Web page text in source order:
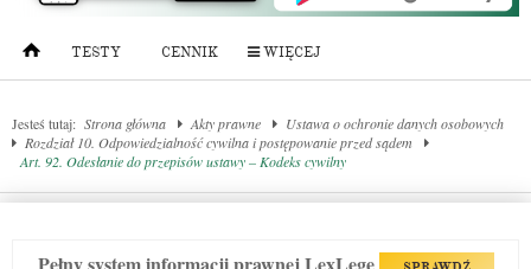
TESTY CENNIK WIĘCEJ
Jesteś tutaj: Strona główna Akty prawne
Ustawa o ochronie danych osobowych
Rozdział 10. Odpowiedzialność cywilna i postępowanie przed sądem
Art. 92. Odesłanie do przepisów ustawy – Kodeks cywilny